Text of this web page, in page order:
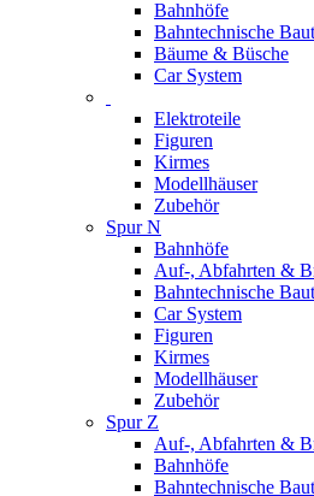
Bahnhöfe
Bahntechnische
Bäume & Büsche
Car System
Elektroteile
Figuren
Kirmes
Modellhäuser
Zubehör
Spur N
Bahnhöfe
Auf-, Abfahrten &
Bahntechnische
Car System
Figuren
Kirmes
Modellhäuser
Zubehör
Spur Z
Auf-, Abfahrten &
Bahnhöfe
Bahntechnische